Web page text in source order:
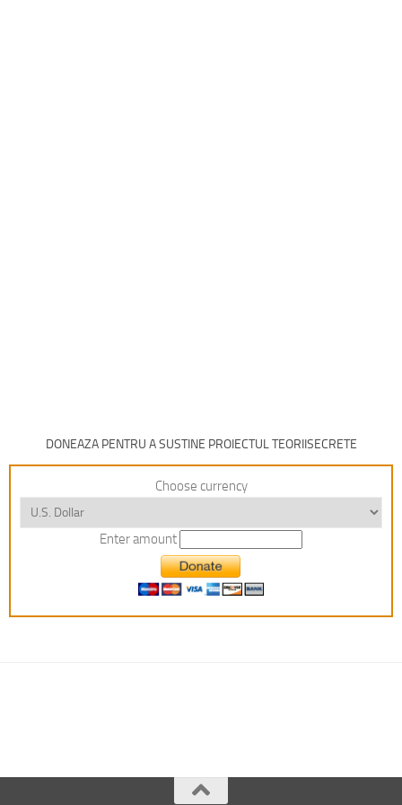
DONEAZA PENTRU A SUSTINE PROIECTUL TEORIISECRETE
Choose currency
Enter amount